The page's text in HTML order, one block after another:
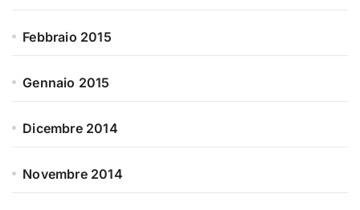
Febbraio 2015
Gennaio 2015
Dicembre 2014
Novembre 2014